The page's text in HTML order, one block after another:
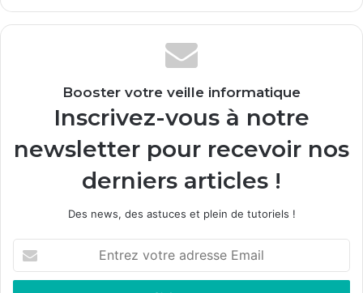
Booster votre veille informatique
Inscrivez-vous à notre
newsletter pour recevoir nos
derniers articles !
Des news, des astuces et plein de tutoriels !
votre
adresse